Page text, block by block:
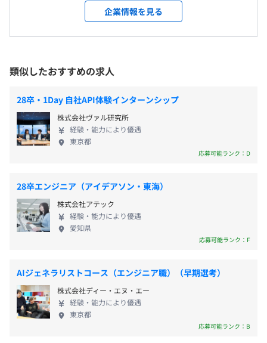
（本採用時）賞与：年2回（6月、12月）
（本採用時）給与改定：年1回（3月）
・社会保険完備（健康保険・厚生年金保険、雇用保険・労
・団体長期傷害所得補償制度(GLTD)
（本採用時）6カ月（条件などの変更はありません）
しい機能やサービスを、使い勝手よくシンプルに提
供することができます。導入前のご相談から、最適な
サービスのご提案、導入後のサポートまで、ていね
ービスの導入を考えてみませんか？ 【サービス内
容】 ■小売店向けソリューションサービス POSレジ
やキャッシュレス決済端末をはじめ、販売・在庫の
管理や、Web‐EDIによる発注管理、ハンディターミ
ナルを活用した検品や棚卸業務など、小売店舗にお
ける一連の業務のシステム化をトータルでご提案し
POSレジやキャッシュレス決済端末、自動釣銭機と
の連携による会計処理など、飲食店舗における一連
の業務のシステム化をご提案します。 ■業務システ
ム受託開発・保守サービス お客様のさまざまなご要
望に合わせて、要件定義・設計・開発から導入・運
社のSEが真摯に対応します。 ■業務効率化支援サー
ビス 事務所でのパソコンを活用した事務作業の自動
化、紙情報のデータ化、AIチャットボットによる問
合せ回答の自動化など、人手不足をカバーするさま
ざまなソリューションを豊富な導入活用の実経験を
企業情報を見る
類似したおすすめの求人
28卒・1Day 自社API体験インターンシップ
株式会社ヴァル研究所
経験・能力により優遇
東京都
応募可能ランク：D
28卒エンジニア（アイデアソン・東海）
株式会社アテック
経験・能力により優遇
愛知県
応募可能ランク：F
AIジェネラリストコース（エンジニア職）（早期選考）
株式会社ディー・エヌ・エー
経験・能力により優遇
東京都
応募可能ランク：B